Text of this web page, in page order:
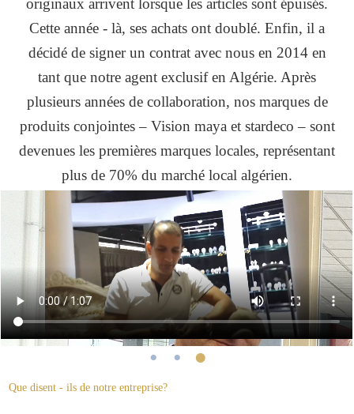
originaux arrivent lorsque les articles sont épuisés.
Cette année - là, ses achats ont doublé. Enfin, il a
décidé de signer un contrat avec nous en 2014 en
tant que notre agent exclusif en Algérie. Après
plusieurs années de collaboration, nos marques de
produits conjointes – Vision maya et stardeco – sont
devenues les premières marques locales, représentant
plus de 70% du marché local algérien.
Que disent - ils de notre entreprise?